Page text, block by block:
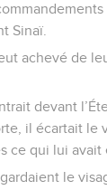
Sinaï.
achevé de
devant
il écartait
ce qui lui avait
le